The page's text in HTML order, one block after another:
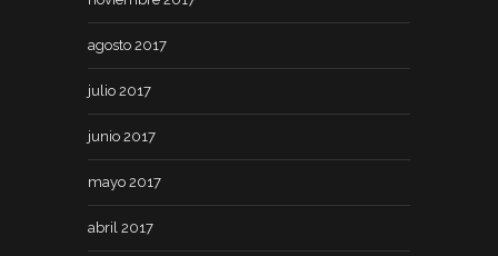
agosto 2017
julio 2017
junio 2017
mayo 2017
abril 2017